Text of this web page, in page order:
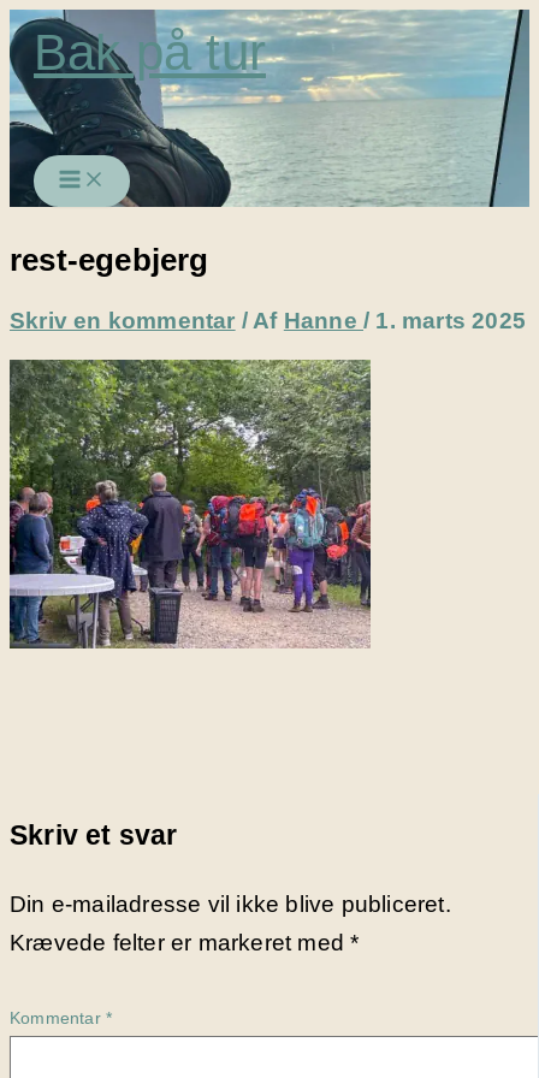
Gå
til
indholdet
Bak på tur
rest-egebjerg
Skriv en kommentar / Af Hanne/ 1. marts 2025
Skriv et svar
Din e-mailadresse vil ikke blive publiceret.
Krævede felter er markeret med*
Kommentar *